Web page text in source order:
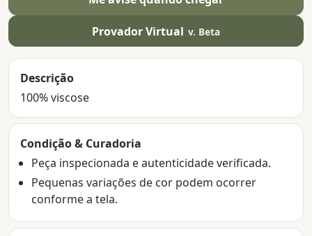
Provador Virtual v. Beta
Descrição
100% viscose
Condição & Curadoria
Peça inspecionada e autenticidade verificada.
Pequenas variações de cor podem ocorrer
conforme a tela.